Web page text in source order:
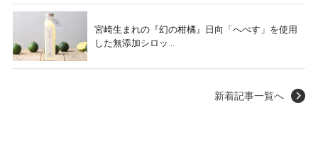
宮崎生まれの『幻の柑橘』日向「へべす」を使用
した無添加シロッ...
新着記事一覧へ